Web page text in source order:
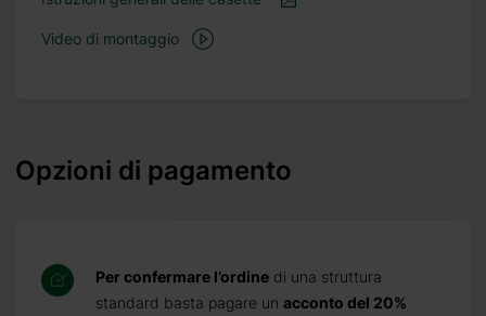
Video di montaggio
Opzioni di pagamento
Per confermare l’ordine di una struttura
standard basta pagare un acconto del 20%